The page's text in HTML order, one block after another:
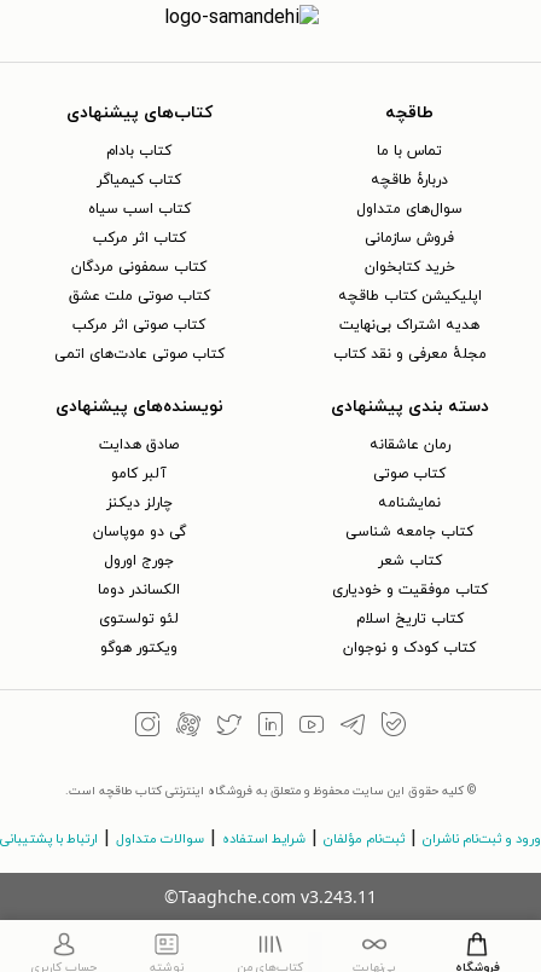
طاقچه
تماس با ما
دربارهٔ طاقچه
سوال‌های متداول
فروش سازمانی
خرید کتابخوان
اپلیکیشن کتاب طاقچه
هدیه اشتراک بی‌نهایت
مجلهٔ معرفی و نقد کتاب
کتاب‌های پیشنهادی
کتاب بادام
کتاب کیمیاگر
کتاب اسب سیاه
کتاب اثر مرکب
کتاب سمفونی مردگان
کتاب صوتی ملت عشق
کتاب صوتی اثر مرکب
کتاب صوتی عادت‌های اتمی
دسته بندی پیشنهادی
رمان عاشقانه
کتاب‌ صوتی
نمایشنامه
کتاب جامعه شناسی
کتاب شعر
کتاب موفقیت و خودیاری
کتاب تاریخ اسلام
کتاب کودک و نوجوان
نویسنده‌های پیشنهادی
صادق هدایت
آلبر کامو
چارلز دیکنز
گی دو موپاسان
جورج اورول
الکساندر دوما
لئو تولستوی
ویکتور هوگو
© کلیه حقوق این سایت محفوظ و متعلق به فروشگاه اینترنتی کتاب طاقچه است.
ورود و ثبت‌نام ناشران ثبت‌نام مؤلفان شرایط استفاده سوالات متداول ارتباط با پشتیبانی
©Taaghche.com v3.243.11
فروشگاه بی‌نهایت کتاب‌های من نوشته حساب کاربری